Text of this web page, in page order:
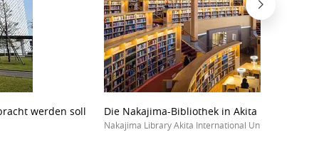
werden soll Die Nakajima-Bibliothek in Akita
Nakajima Library Akita International University